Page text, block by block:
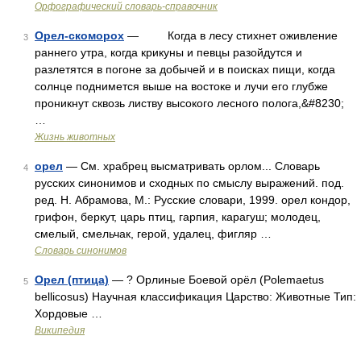
Орфографический словарь-справочник
3 Орел-скоморох — Когда в лесу стихнет оживление
раннего утра, когда крикуны и певцы разойдутся и
разлетятся в погоне за добычей и в поисках пищи, когда
солнце поднимется выше на востоке и лучи его глубже
проникнут сквозь листву высокого лесного полога,&#8230;
Жизнь животных
4 орел — См. храбрец высматривать орлом... Словарь
русских синонимов и сходных по смыслу выражений. под.
ред. Н. Абрамова, М.: Русские словари, 1999. орел кондор,
грифон, беркут, царь птиц, гарпия, карагуш; молодец,
смелый, смельчак, герой, удалец, фигляр …
Словарь синонимов
5 Орел (птица) — ? Орлиные Боевой орёл (Polemaetus
bellicosus) Научная классификация Царство: Животные Тип:
Хордовые …
Википедия